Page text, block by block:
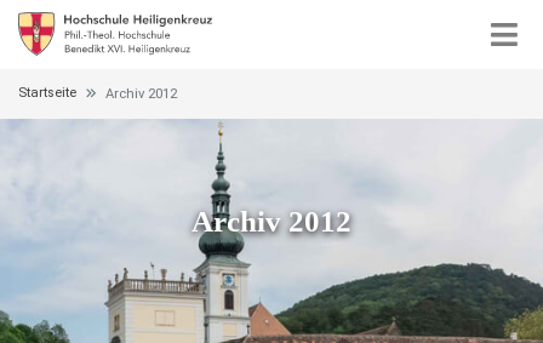
Startseite Archiv 2012
Archiv 2012